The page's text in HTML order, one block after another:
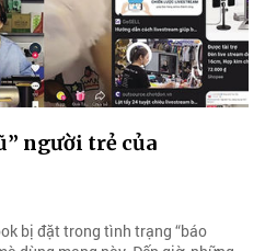
người trẻ của
bị đặt trong tình trạng “báo